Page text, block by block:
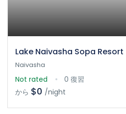
Lake Naivasha Sopa Resort
Naivasha
Not rated
0 復習
から $0 /night